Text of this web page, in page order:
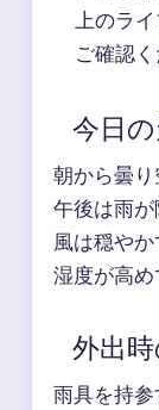
上のラ
ご確認く
今日
朝から曇り
午後は雨が
風は穏やか
湿度が高め
外出
雨具を持参